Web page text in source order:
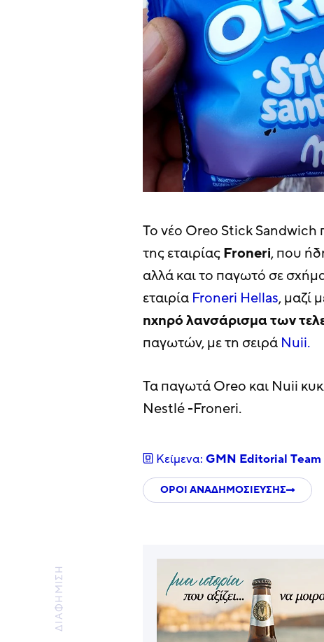
Το νέο Oreo Stick Sandwich
της εταιρίαςFroneri, που
αλλά και το παγωτό σε
εταιρία Froneri Hellas, μαζί
ηχηρό λανσάρισμα των
παγωτών, με τη σειρά Nuii.
Τα παγωτά Oreo και Nuii
Nestlé -Froneri.
Κείμενα: GMN Editorial Τeam
ΟΡΟΙ ΑΝΑΔΗΜΟΣΙΕΥΣΗΣ
ΔΙΑΦΗΜΙΣΗ